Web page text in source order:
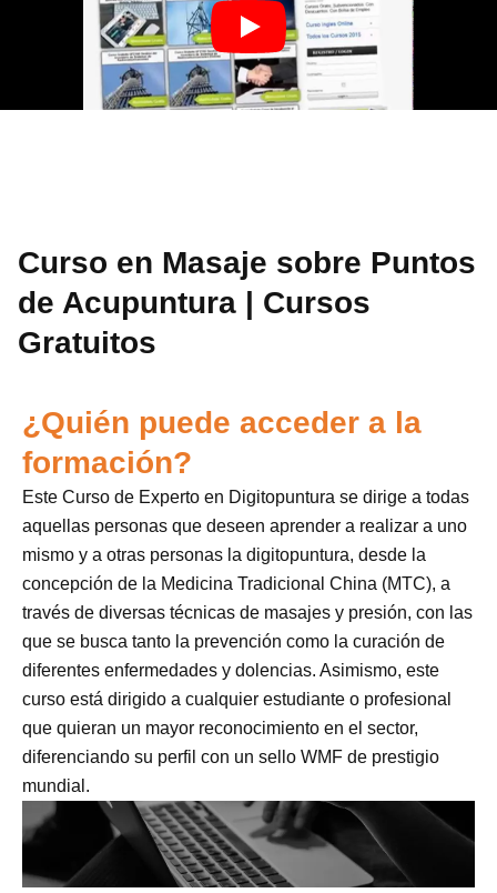
Curso en Masaje sobre Puntos
de Acupuntura | Cursos
Gratuitos
¿Quién puede acceder a la
formación?
Este Curso de Experto en Digitopuntura se dirige a todas
aquellas personas que deseen aprender a realizar a uno
mismo y a otras personas la digitopuntura, desde la
concepción de la Medicina Tradicional China (MTC), a
través de diversas técnicas de masajes y presión, con las
que se busca tanto la prevención como la curación de
diferentes enfermedades y dolencias. Asimismo, este
curso está dirigido a cualquier estudiante o profesional
que quieran un mayor reconocimiento en el sector,
diferenciando su perfil con un sello WMF de prestigio
mundial.